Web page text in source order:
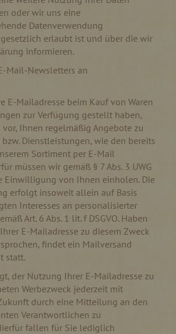
oder wir uns eine
Datenverwendung
erlaubt ist und über die wir
informieren.
Mail-Newsletters an
E-Mailadresse beim Kauf von Waren
zur Verfügung gestellt haben,
Ihnen regelmäßig Angebote zu
Dienstleistungen, wie den bereits
Sortiment per E-Mail
müssen wir gemäß § 7 Abs. 3 UWG
Einwilligung von Ihnen einholen. Die
erfolgt insoweit allein auf Basis
Interesses an personalisierter
Art. 6 Abs. 1 lit. f DSGVO. Haben
E-Mailadresse zu diesem Zweck
findet ein Mailversand
statt.
der Nutzung Ihrer E-Mailadresse zu
Werbezweck jederzeit mit
durch eine Mitteilung an den
Verantwortlichen zu
fallen für Sie lediglich